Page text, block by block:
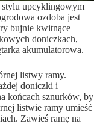
upcyklingowym
ozdoba jest
bujnie kwitnące
doniczkach,
akumulatorowa.
listwy ramy.
doniczki i
końcach sznurków, by
listwie ramy umieść
Zawieś ramę na